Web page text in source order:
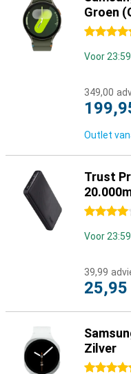
Groen
4.5
Voor
349,00
Outlet
Trust
4 sterren
Voor
39,99
25,95
Zilver
4.5